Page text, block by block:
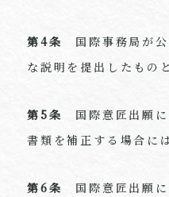
第4条 国際事務局が
な説明を提出したもの
第5条 国際意匠出願に
書類を補正する場合に
第6条 国際意匠出願に